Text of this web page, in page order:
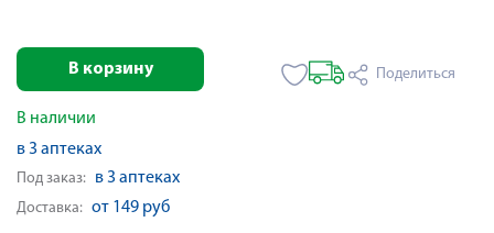
В корзину Поделиться
В наличии
в 3 аптеках
Под заказ: в 3 аптеках
Доставка: от 149 руб